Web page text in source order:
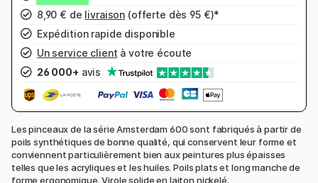
8,90 € de livraison (offerte dès 95 €)*
Expédition rapide disponible
Un service client à votre écoute
26 000+ avis
Les pinceaux de la série Amsterdam 600 sont fabriqués à partir de
poils synthétiques de bonne qualité, qui conservent leur forme et
conviennent particulièrement bien aux peintures plus épaisses
telles que les acryliques et les huiles. Poils plats et long manche de
forme ergonomique. Virole solide en laiton nickelé.